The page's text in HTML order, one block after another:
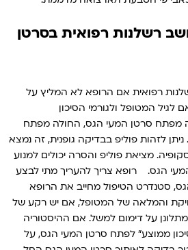
רשלנות רפואית בסרטן
רפואית אם הרופא לא המליץ על
המטופל ולגורמי הסיכון
מפתח סרטן המעי הגס, החולה מפתח
ניתן לזהות פוליפ בבדיקה גופנית, זה נמצא
מציאת פוליפ והסרה יכולים למנוע
הגס.
רופא צריך להעריך מתי לבצע
סטנדרט הטיפול מחייב את הרופא
והמלאה של המטופל, אם יש רקע של
על דימום למשל. אם ההיסטוריה
ממוצע" לפתח סרטן המעי הגס, על